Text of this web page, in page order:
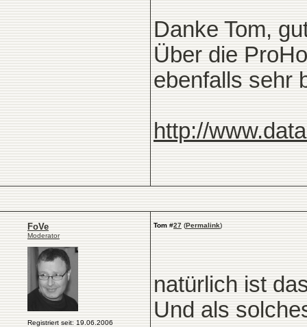
Danke Tom,
Über die
ebenfalls sehr
http://
FoVe
Moderator
Registriert seit: 19.06.2006
Tom #27 (Permalink)
natürlich ist
Und als